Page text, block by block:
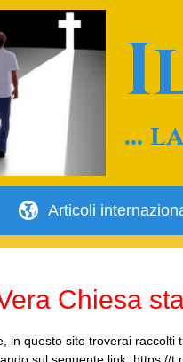
…
Articoli
Chiesa
in questo sito troverai raccolti
sul seguente link: https://